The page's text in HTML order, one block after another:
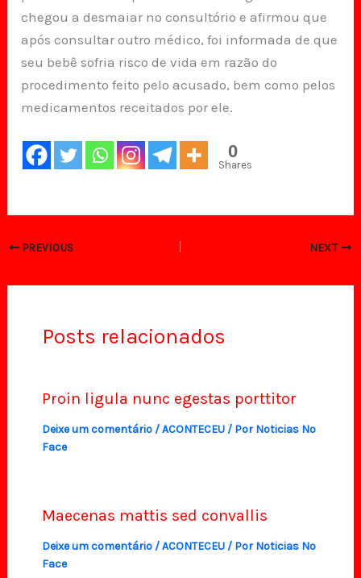
chegou a desmaiar no consultório e afirmou que
após consultar outro médico, foi informada de que
seu bebê sofria risco de vida em razão do
procedimento feito pelo acusado, bem como pelos
medicamentos receitados por ele.
0
Shares
PREVIOUS NEXT
Posts relacionados
Proin ligula nunc egestas porttitor
Deixe um comentário /ACONTECEU/ Por Noticias No
Face
Maecenas mattis sed convallis
Deixe um comentário /ACONTECEU/ Por Noticias No
Face